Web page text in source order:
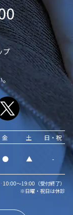
プ
金 土 日・祝
● ▲ -
～19:00（受付終了）
※日曜・祝日は休診